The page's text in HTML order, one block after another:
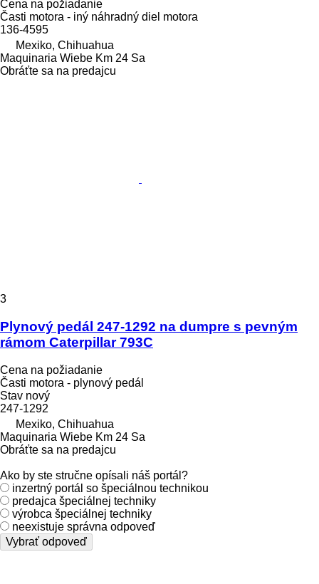
Cena na požiadanie
Časti motora - iný náhradný diel motora
136-4595
Mexiko, Chihuahua
Maquinaria Wiebe Km 24 Sa
Obráťte sa na predajcu
3
Plynový pedál 247-1292 na dumpre s pevným
rámom Caterpillar 793C
Cena na požiadanie
Časti motora - plynový pedál
Stav nový
247-1292
Mexiko, Chihuahua
Maquinaria Wiebe Km 24 Sa
Obráťte sa na predajcu
Ako by ste stručne opísali náš portál?
inzertný portál so špeciálnou technikou
predajca špeciálnej techniky
výrobca špeciálnej techniky
neexistuje správna odpoveď
Vybrať odpoveď